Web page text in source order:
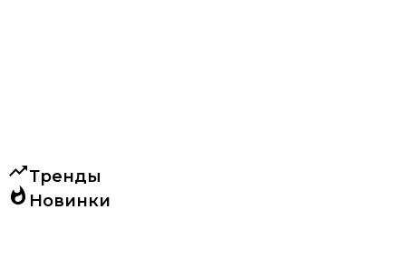
trending_upТренды
whatshot Новинки